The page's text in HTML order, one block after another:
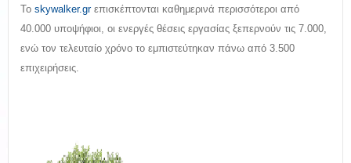
Το skywalker.grεπισκέπτονται καθημερινά περισσότεροι από
40.000 υποψήφιοι, οι ενεργές θέσεις εργασίας ξεπερνούν τις 7.000,
ενώ τον τελευταίο χρόνο το εμπιστεύτηκαν πάνω από 3.500
επιχειρήσεις.